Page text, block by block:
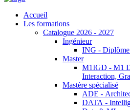
Accueil
Les formations
Catalogue 2026 - 2027
Ingénieur
ING -
Master
M1IGD - M1
Interaction,
Mastère spécialisé
ADE -
DATA -